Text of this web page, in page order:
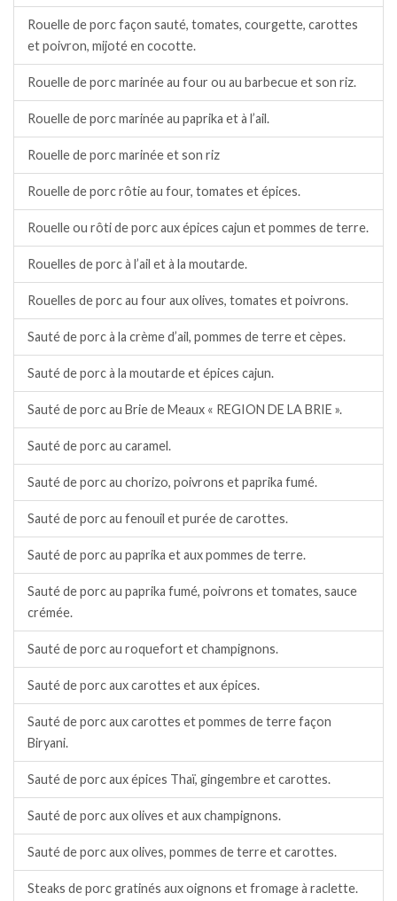
Rouelle de porc façon sauté, tomates, courgette, carottes
et poivron, mijoté en cocotte.
Rouelle de porc marinée au four ou au barbecue et son riz.
Rouelle de porc marinée au paprika et à l’ail.
Rouelle de porc marinée et son riz
Rouelle de porc rôtie au four, tomates et épices.
Rouelle ou rôti de porc aux épices cajun et pommes de terre.
Rouelles de porc à l’ail et à la moutarde.
Rouelles de porc au four aux olives, tomates et poivrons.
Sauté de porc à la crème d’ail, pommes de terre et cèpes.
Sauté de porc à la moutarde et épices cajun.
Sauté de porc au Brie de Meaux « REGION DE LA BRIE ».
Sauté de porc au caramel.
Sauté de porc au chorizo, poivrons et paprika fumé.
Sauté de porc au fenouil et purée de carottes.
Sauté de porc au paprika et aux pommes de terre.
Sauté de porc au paprika fumé, poivrons et tomates, sauce
crémée.
Sauté de porc au roquefort et champignons.
Sauté de porc aux carottes et aux épices.
Sauté de porc aux carottes et pommes de terre façon
Biryani.
Sauté de porc aux épices Thaï, gingembre et carottes.
Sauté de porc aux olives et aux champignons.
Sauté de porc aux olives, pommes de terre et carottes.
Steaks de porc gratinés aux oignons et fromage à raclette.